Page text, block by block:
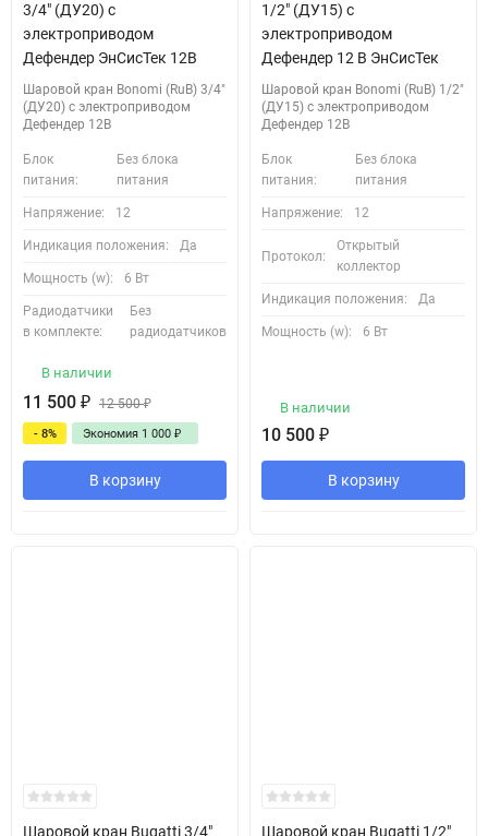
3/4" (ДУ20) с
электроприводом
Дефендер ЭнСисТек 12В
Шаровой кран Bonomi (RuB) 3/4"
(ДУ20) с электроприводом
Дефендер 12В
Блок
питания:
Без блока
питания
Напряжение: 12
Индикация положения: Да
Мощность (w): 6 Вт
Радиодатчики
в комплекте:
Без
радиодатчиков
В наличии
11 500 ₽ 12 500₽
- 8% Экономия 1 000 ₽
В корзину
1/2" (ДУ15) с
электроприводом
Дефендер 12 В ЭнСисТек
Шаровой кран Bonomi (RuB) 1/2"
(ДУ15) с электроприводом
Дефендер 12В
Блок
питания:
Без блока
питания
Напряжение: 12
Протокол:
Открытый
коллектор
Индикация положения: Да
Мощность (w): 6 Вт
В наличии
10 500 ₽
В корзину
Шаровой кран Bugatti 3/4" Шаровой кран Bugatti 1/2"